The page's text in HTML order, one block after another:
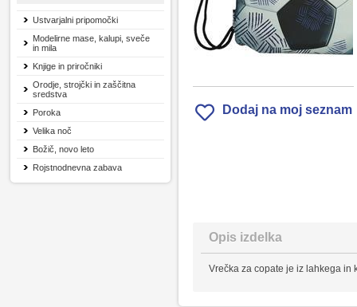
Ustvarjalni pripomočki
Modelirne mase, kalupi, sveče
in mila
Knjige in priročniki
Orodje, strojčki in zaščitna
sredstva
Poroka
Velika noč
Božič, novo leto
Rojstnodnevna zabava
Dodaj na moj seznam
Opis izdelka
Vrečka za copate je iz lahkega in